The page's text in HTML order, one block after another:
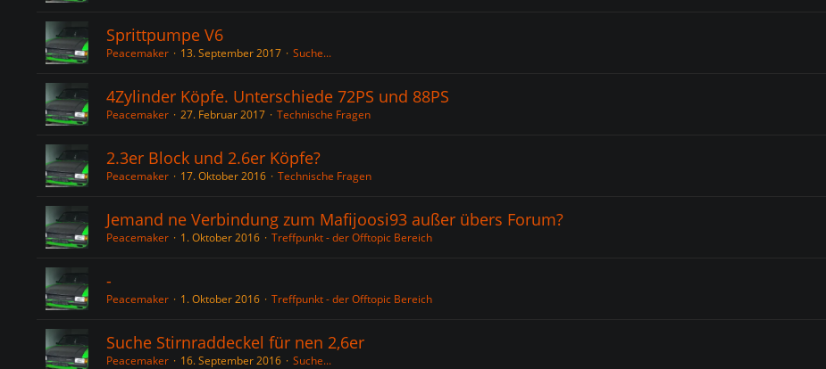
Sprittpumpe V6
Peacemaker 13. September 2017 Suche...
4Zylinder Köpfe. Unterschiede 72PS und 88PS
Peacemaker 27. Februar 2017 Technische Fragen
2.3er Block und 2.6er Köpfe?
Peacemaker 17. Oktober 2016 Technische Fragen
Jemand ne Verbindung zum Mafijoosi93 außer übers Forum?
Peacemaker 1. Oktober 2016 Treffpunkt - der Offtopic Bereich
-
Peacemaker 1. Oktober 2016 Treffpunkt - der Offtopic Bereich
Suche Stirnraddeckel für nen 2,6er
Peacemaker 16. September 2016 Suche...